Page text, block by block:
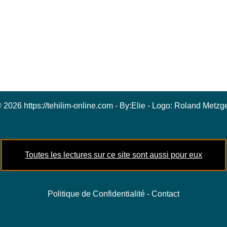
2026 https://tehilim-online.com - By:Elie - Logo: Roland
Toutes les lectures sur ce site sont aussi pour eux
Politique de Confidentialité - Contact